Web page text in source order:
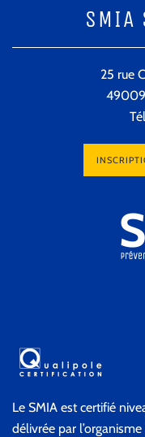
25 rue
49009
Le SMIA est certifié
délivrée par